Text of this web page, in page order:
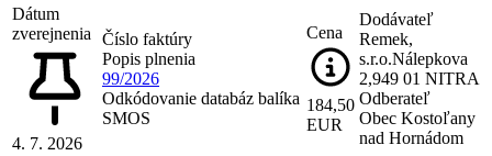
Dátum
zverejnenia
4. 7. 2026
Číslo faktúry
Popis plnenia
99/2026
Odkódovanie databáz balíka
SMOS
Cena
184,50
EUR
Dodávateľ
Remek,
s.r.o.Nálepkova
2,949 01 NITRA
Odberateľ
Obec Kostoľany
nad Hornádom